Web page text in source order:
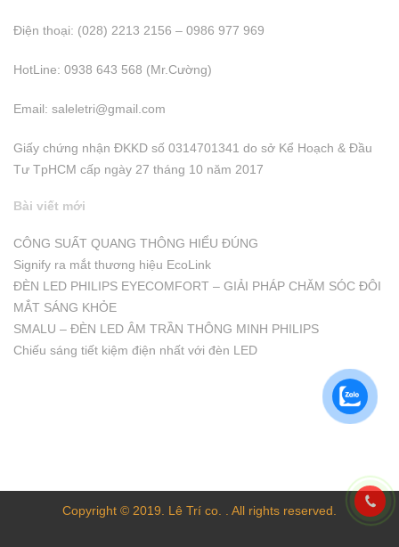
Điện thoại: (028) 2213 2156 – 0986 977 969
HotLine: 0938 643 568 (Mr.Cường)
Email: saleletri@gmail.com
Giấy chứng nhận ĐKKD số 0314701341 do sở Kể Hoạch & Đầu
Tư TpHCM cấp ngày 27 tháng 10 năm 2017
Bài viết mới
CÔNG SUẤT QUANG THÔNG HIỂU ĐÚNG
Signify ra mắt thương hiệu EcoLink
ĐÈN LED PHILIPS EYECOMFORT – GIẢI PHÁP CHĂM SÓC ĐÔI
MẮT SÁNG KHỎE
SMALU – ĐÈN LED ÂM TRẦN THÔNG MINH PHILIPS
Chiếu sáng tiết kiệm điện nhất với đèn LED
Copyright © 2019. Lê Trí co. . All rights reserved.